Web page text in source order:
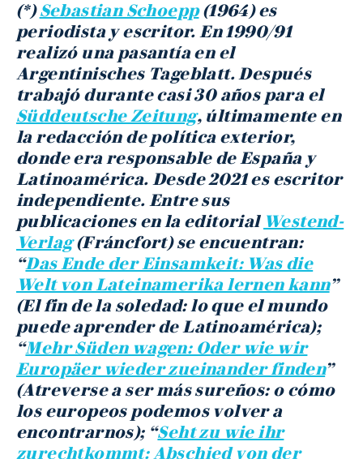
(*)Sebastian Schoepp(1964) es
periodista y escritor. En 1990/91
realizó una pasantía en el
Argentinisches Tageblatt. Después
trabajó durante casi 30 años para el
Süddeutsche Zeitung, últimamente en
la redacción de política exterior,
donde era responsable de España y
Latinoamérica. Desde 2021 es escritor
independiente. Entre sus
publicaciones en la editorial Westend-
Verlag(Fráncfort) se encuentran:
“Das Ende der Einsamkeit: Was die
Welt von Lateinamerika lernen kann”
(El fin de la soledad: lo que el mundo
puede aprender de Latinoamérica);
“Mehr Süden wagen: Oder wie wir
Europäer wieder zueinander finden”
(Atreverse a ser más sureños: o cómo
los europeos podemos volver a
encontrarnos); “Seht zu wie ihr
zurechtkommt: Abschied von der